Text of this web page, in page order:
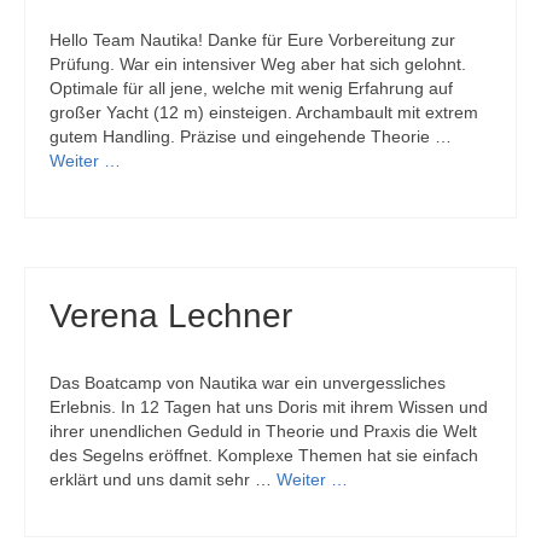
Hello Team Nautika! Danke für Eure Vorbereitung zur
Prüfung. War ein intensiver Weg aber hat sich gelohnt.
Optimale für all jene, welche mit wenig Erfahrung auf
großer Yacht (12 m) einsteigen. Archambault mit extrem
gutem Handling. Präzise und eingehende Theorie …
Weiter …
Verena Lechner
Das Boatcamp von Nautika war ein unvergessliches
Erlebnis. In 12 Tagen hat uns Doris mit ihrem Wissen und
ihrer unendlichen Geduld in Theorie und Praxis die Welt
des Segelns eröffnet. Komplexe Themen hat sie einfach
erklärt und uns damit sehr … Weiter …